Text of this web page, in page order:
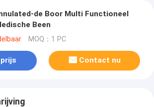
de Boor Multi Functioneel
Been
MOQ：1 PC
Contact nu